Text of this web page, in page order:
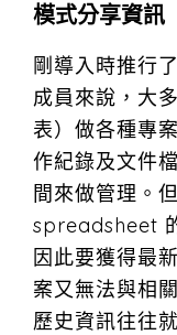
模式分享資訊
剛導入時推行
成員來說，大
表）做各種專
作紀錄及文件
間來做管理。
spreadsheet
因此要獲得最
案又無法與相
歷史資訊往往